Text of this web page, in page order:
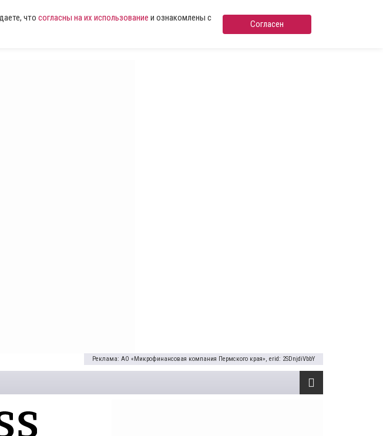
что согласны на их использование и ознакомлены с
Согласен
Реклама: АО «Микрофинансовая компания Пермского края», erid: 2SDnjdiVbbY